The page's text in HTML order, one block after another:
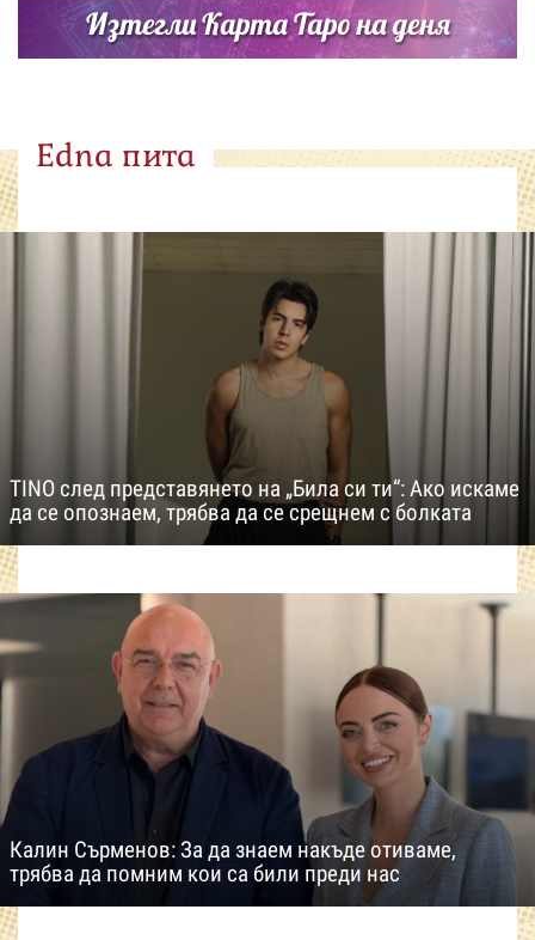
Изтегли Карта Таро на деня
Edna пита
TINO след представянето на „Била си ти“: Ако искаме
да се опознаем, трябва да се срещнем с болката
Калин Сърменов: За да знаем накъде отиваме,
трябва да помним кои са били преди нас